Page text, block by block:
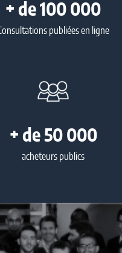
+ de 100 000
publiées en ligne
+ de 50 000
acheteurs publics